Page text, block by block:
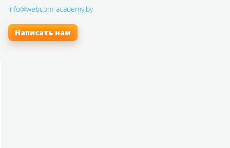
info@webcom-academy.by
Написать нам